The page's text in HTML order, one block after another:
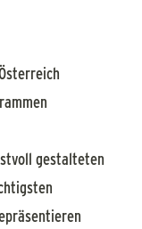
gestalteten